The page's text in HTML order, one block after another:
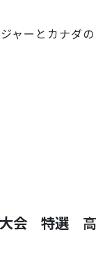
ャーとカナダの
大会 特選 高